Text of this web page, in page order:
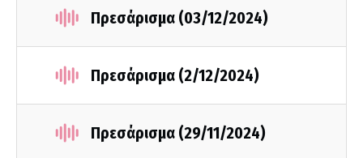
Πρεσάρισμα (03/12/2024)
Πρεσάρισμα (2/12/2024)
Πρεσάρισμα (29/11/2024)